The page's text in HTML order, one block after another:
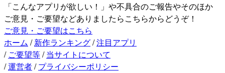
「こんなアプリが欲しい！」や不具合のご報告やそのほか
ご意見・ご要望などありましたらこちらからどうぞ！
ご意見・ご要望はこちら
ホーム / 新作ランキング/注目アプリ
/ ご要望等/ 当サイトについて
/運営者/ プライバシーポリシー